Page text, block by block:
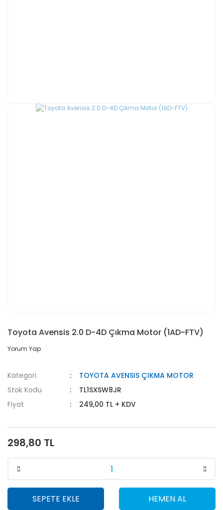
Toyota Avensis 2.0 D-4D Çıkma Motor (1AD-FTV)
Yorum Yap
Kategori
TOYOTA AVENSIS ÇIKMA MOTOR
Stok Kodu
TL1SXSW8JR
Fiyat
249,00 TL + KDV
298,80 TL
SEPETE EKLE HEMEN AL